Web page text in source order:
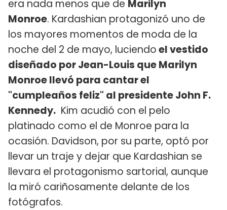
era nada menos que de Marilyn
Monroe. Kardashian protagonizó uno de
los mayores momentos de moda de la
noche del 2 de mayo, luciendoel vestido
diseñado por Jean-Louis que Marilyn
Monroe llevó para cantar el
"cumpleaños feliz" al presidente John F.
Kennedy. Kim acudió con el pelo
platinado como el de Monroe para la
ocasión. Davidson, por su parte, optó por
llevar un traje y dejar que Kardashian se
llevara el protagonismo sartorial, aunque
la miró cariñosamente delante de los
fotógrafos.